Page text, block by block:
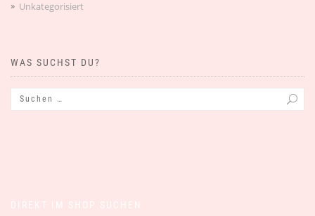
Unkategorisiert
WAS SUCHST DU?